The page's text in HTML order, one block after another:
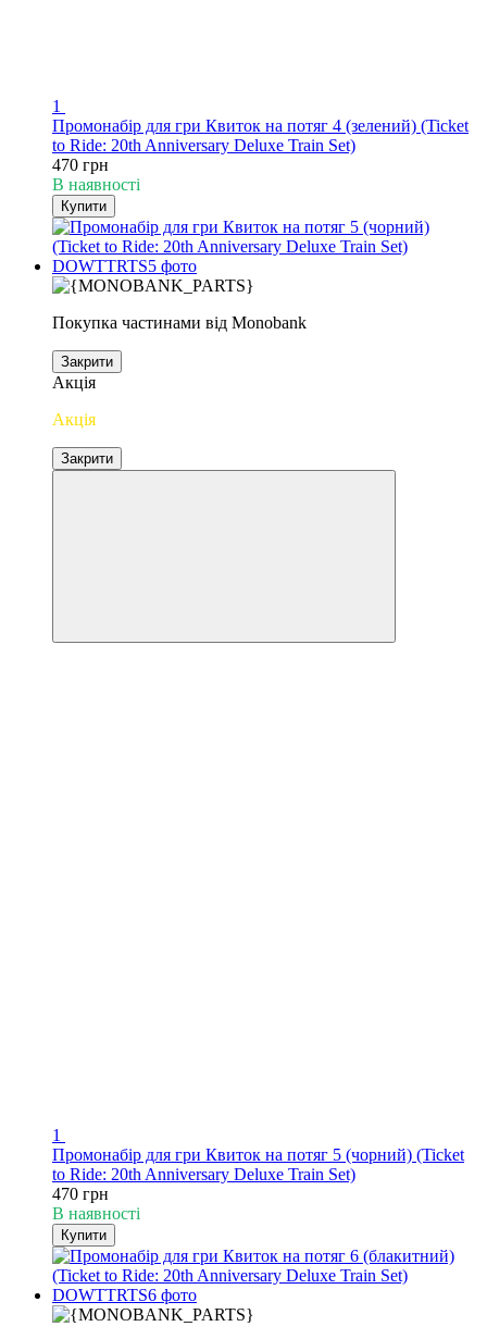
1
Промонабір для гри Квиток на потяг 4 (зелений) (Ticket
to Ride: 20th Anniversary Deluxe Train Set)
470 грн
В наявності
Купити
Покупка частинами від Monobank
Закрити
Акція
Акція
Закрити
1
Промонабір для гри Квиток на потяг 5 (чорний) (Ticket
to Ride: 20th Anniversary Deluxe Train Set)
470 грн
В наявності
Купити